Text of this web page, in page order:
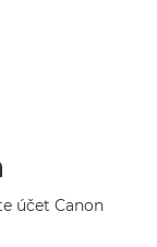
účet Canon